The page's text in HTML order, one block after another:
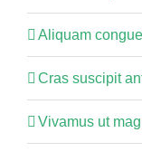
Aliquam
Cras suscipit
Vivamus ut